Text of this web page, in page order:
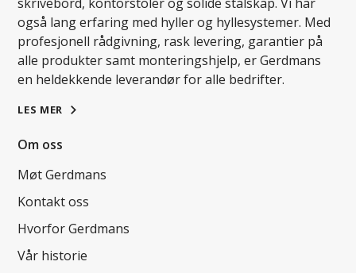
også lang erfaring med hyller og hyllesystemer. Med
profesjonell rådgivning, rask levering, garantier på
alle produkter samt monteringshjelp, er Gerdmans
en heldekkende leverandør for alle bedrifter.
LES MER
Om oss
Møt Gerdmans
Kontakt oss
Hvorfor Gerdmans
Vår historie